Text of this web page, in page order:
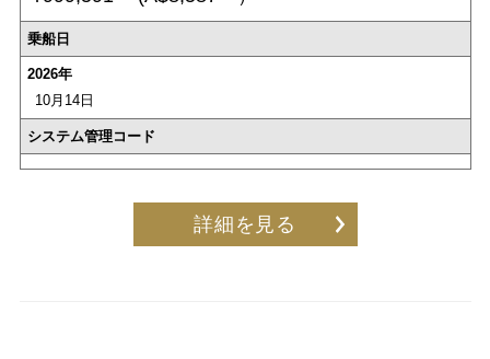
乗船日
2026年
10月14日
システム管理コード
詳細を見る